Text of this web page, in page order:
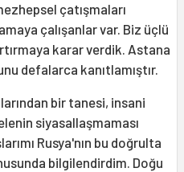
çatışmaları
çalışanlar var. Biz üçlü
karar verdik. Astana
defalarca kanıtlamıştır.
bir tanesi, insani
siyasallaşmaması
Rusya'nın bu doğrulta
bilgilendirdim. Doğu